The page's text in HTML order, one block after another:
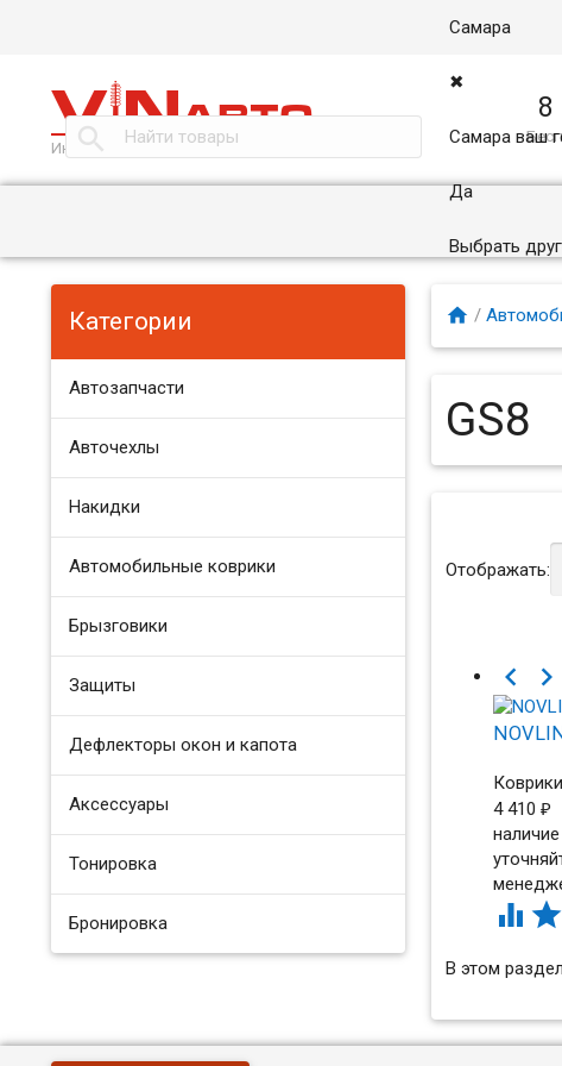

Самара
✖
Самара ваш
Да
Выбрать
Интернет магазин автоаксессуаров в Самаре
8
Категории
Автозапчасти
Авточехлы
Накидки
Автомобильные коврики
Брызговики
Защиты
Дефлекторы окон и капота
Аксессуары
Тонировка
Бронировка
 /
GS8
Отображать:
 
4 410 ₽
 
В этом